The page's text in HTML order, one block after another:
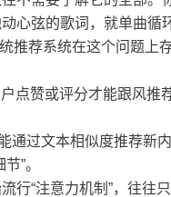
心弦的歌词，就单曲循
推荐系统在这个问题上
点赞或评分才能跟风推
通过文本相似度推荐新
”。
行“注意力机制”，往往